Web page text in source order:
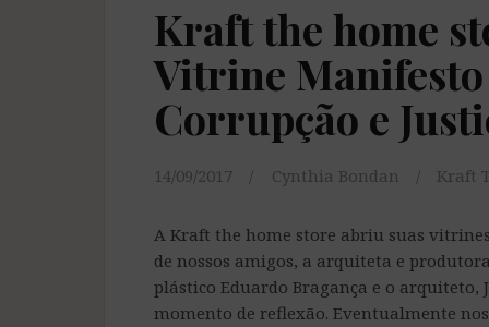
Kraft the home
Vitrine
Corrupção e
14/09/2017 Cynthia Bondan Kraft
A Kraft the home store abriu suas
de nossos amigos, a arquiteta e
plástico Eduardo Bragança e o
momento de reflexão. Eventualmente